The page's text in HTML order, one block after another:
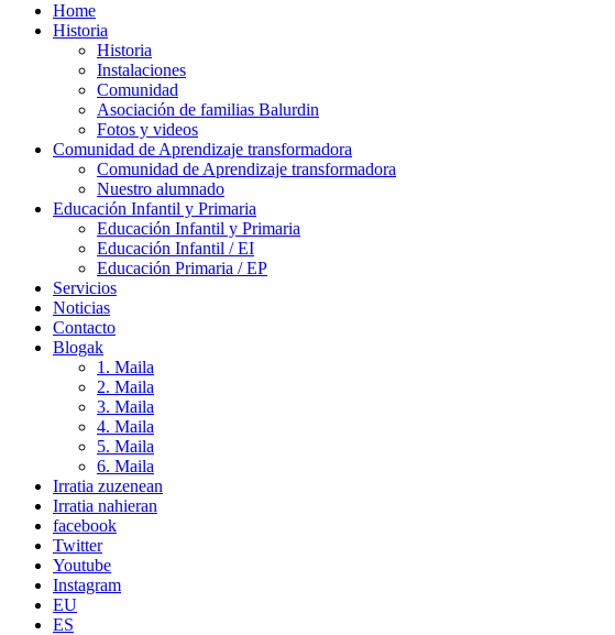
Home
Historia
Historia
Instalaciones
Comunidad
Asociación de familias Balurdin
Fotos y videos
Comunidad de Aprendizaje transformadora
Comunidad de Aprendizaje transformadora
Nuestro alumnado
Educación Infantil y Primaria
Educación Infantil y Primaria
Educación Infantil / EI
Educación Primaria / EP
Servicios
Noticias
Contacto
Blogak
1. Maila
2. Maila
3. Maila
4. Maila
5. Maila
6. Maila
Irratia zuzenean
Irratia nahieran
facebook
Twitter
Youtube
Instagram
EU
ES